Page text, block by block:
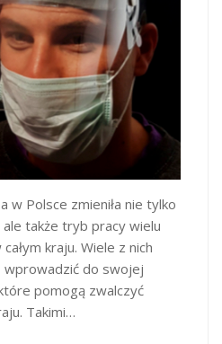
w Polsce zmieniła nie tylko
także tryb pracy wielu
kraju. Wiele z nich
wprowadzić do swojej
pomogą zwalczyć
Takimi…